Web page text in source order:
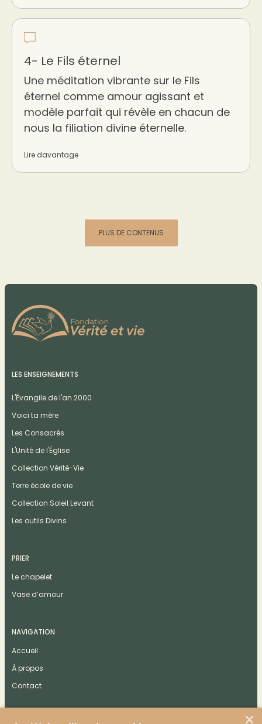
4- Le Fils éternel
Une méditation vibrante sur le Fils
éternel comme amour agissant et
modèle parfait qui révèle en chacun de
nous la filiation divine éternelle.
Lire davantage
PLUS DE CONTENUS
LES ENSEIGNEMENTS
L'Évangile de l'an 2000
Voici ta mère
Les Consacrés
L'Unité de l'Église
Collection Vérité-Vie
Terre école de vie
Collection Soleil Levant
Les outils Divins
PRIER
Le chapelet
Vase d’amour
NAVIGATION
Accueil
À propos
Contact
×